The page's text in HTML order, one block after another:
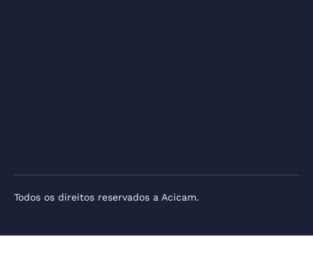
Todos os direitos reservados a Acicam.